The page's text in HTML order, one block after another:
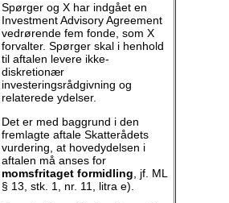
Spørger og X har indgået en
Investment Advisory Agreement
vedrørende fem fonde, som X
forvalter. Spørger skal i henhold
til aftalen levere ikke-
diskretionær
investeringsrådgivning og
relaterede ydelser.
Det er med baggrund i den
fremlagte aftale Skatterådets
vurdering, at hovedydelsen i
aftalen må anses for
momsfritaget formidling, jf. ML
§ 13, stk. 1, nr. 11, litra e).